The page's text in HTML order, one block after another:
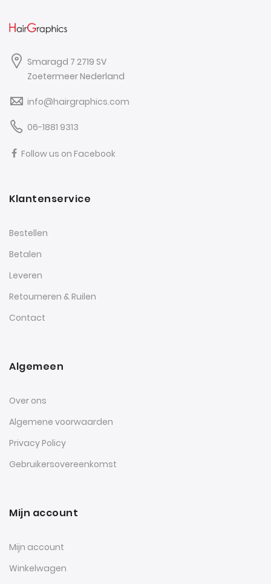
Smaragd 7 2719 SV
Zoetermeer Nederland
info@hairgraphics.com
06-1881 9313
Follow us on Facebook
Klantenservice
Bestellen
Betalen
Leveren
Retourneren & Ruilen
Contact
Algemeen
Over ons
Algemene voorwaarden
Privacy Policy
Gebruikersovereenkomst
Mijn account
Mijn account
Winkelwagen